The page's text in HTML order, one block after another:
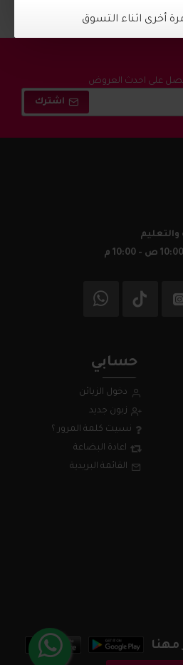
أخرى اثناء التسوق
على احدث العروض
اشترك
والتعليم
حسابي
دخول الزبائن
زبون جديد
نسيت كلمة المرور ؟
اعادة البضاعة
القائمة البريدية